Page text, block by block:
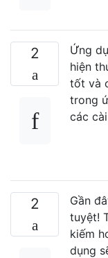
2 Ứng
hiện
tốt và
trong
các
2 Gần
tuyệt!
kiếm
dụng